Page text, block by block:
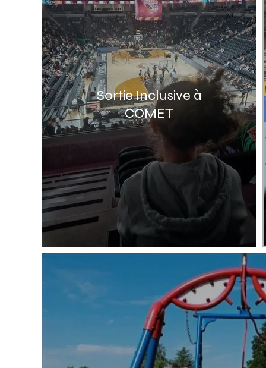
Sortie Inclusive à
COMET